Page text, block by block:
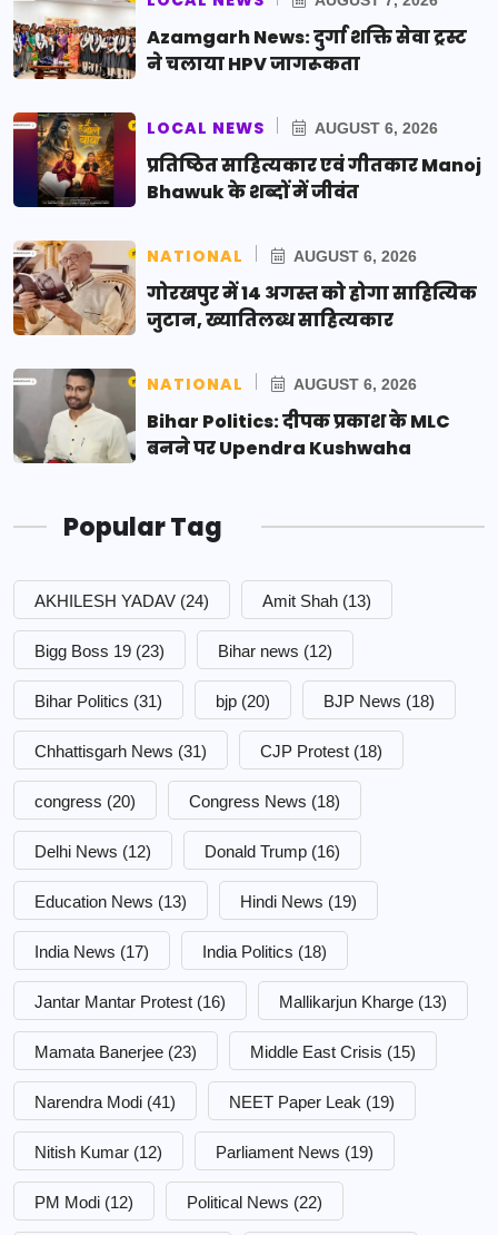
Azamgarh News: दुर्गा शक्ति सेवा ट्रस्ट
ने चलाया HPV जागरूकता
LOCAL NEWS AUGUST 6, 2026
प्रतिष्ठित साहित्यकार एवं गीतकार Manoj
Bhawuk के शब्दों में जीवंत
NATIONAL AUGUST 6, 2026
गोरखपुर में 14 अगस्त को होगा साहित्यिक
जुटान, ख्यातिलब्ध साहित्यकार
NATIONAL AUGUST 6, 2026
Bihar Politics: दीपक प्रकाश के MLC
बनने पर Upendra Kushwaha
Popular Tag
AKHILESH YADAV (24) Amit Shah (13)
Bigg Boss 19 (23) Bihar news (12)
Bihar Politics (31) bjp (20) BJP News (18)
Chhattisgarh News (31) CJP Protest (18)
congress (20) Congress News (18)
Delhi News (12) Donald Trump (16)
Education News (13) Hindi News (19)
India News (17) India Politics (18)
Jantar Mantar Protest (16) Mallikarjun Kharge (13)
Mamata Banerjee (23) Middle East Crisis (15)
Narendra Modi (41) NEET Paper Leak (19)
Nitish Kumar (12) Parliament News (19)
PM Modi (12) Political News (22)